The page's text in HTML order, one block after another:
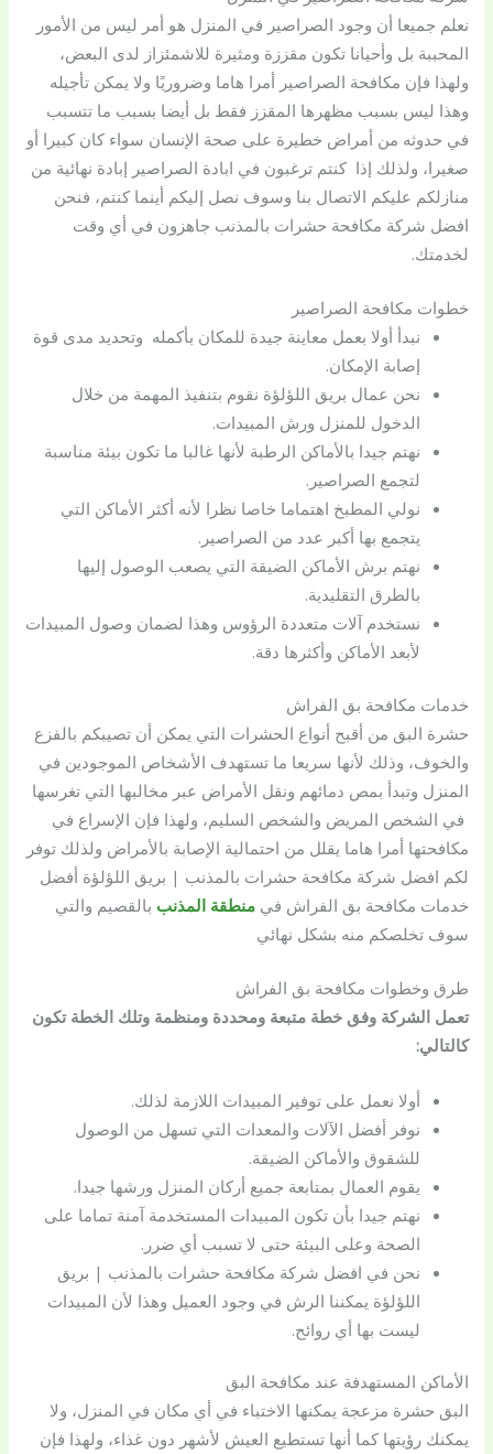
نعلم جميعا أن وجود الصراصير في المنزل هو أمر ليس من الأمور
المحببة بل وأحيانا تكون مقززة ومثيرة للاشمئزاز لدى البعض،
ولهذا فإن مكافحة الصراصير أمرا هاما وضروريًا ولا يمكن تأجيله
وهذا ليس بسبب مظهرها المقزز فقط بل أيضا بسبب ما تتسبب
في حدوثه من أمراض خطيرة على صحة الإنسان سواء كان كبيرا أو
صغيرا، ولذلك إذا كنتم ترغبون في ابادة الصراصير إبادة نهائية من
منازلكم عليكم الاتصال بنا وسوف نصل إليكم أينما كنتم، فنحن
افضل شركة مكافحة حشرات بالمذنب جاهزون في أي وقت
لخدمتك.
خطوات مكافحة الصراصير
نبدأ أولا بعمل معاينة جيدة للمكان بأكمله وتحديد مدى قوة
إصابة الإمكان.
نحن عمال بريق اللؤلؤة نقوم بتنفيذ المهمة من خلال
الدخول للمنزل ورش المبيدات.
نهتم جيدا بالأماكن الرطبة لأنها غالبا ما تكون بيئة مناسبة
لتجمع الصراصير.
نولي المطبخ اهتماما خاصا نظرا لأنه أكثر الأماكن التي
يتجمع بها أكبر عدد من الصراصير.
نهتم برش الأماكن الضيقة التي يصعب الوصول إليها
بالطرق التقليدية.
نستخدم آلات متعددة الرؤوس وهذا لضمان وصول المبيدات
لأبعد الأماكن وأكثرها دقة.
خدمات مكافحة بق الفراش
حشرة البق من أقبح أنواع الحشرات التي يمكن أن تصيبكم بالفزع
والخوف، وذلك لأنها سريعا ما تستهدف الأشخاص الموجودين في
المنزل وتبدأ بمص دمائهم ونقل الأمراض عبر مخالبها التي تغرسها
في الشخص المريض والشخص السليم، ولهذا فإن الإسراع في
مكافحتها أمرا هاما يقلل من احتمالية الإصابة بالأمراض ولذلك توفر
لكم افضل شركة مكافحة حشرات بالمذنب | بريق اللؤلؤة أفضل
خدمات مكافحة بق الفراش في منطقة المذنب بالقصيم والتي
سوف تخلصكم منه بشكل نهائي
طرق وخطوات مكافحة بق الفراش
تعمل الشركة وفق خطة متبعة ومحددة ومنظمة وتلك الخطة تكون
كالتالي:
أولا نعمل على توفير المبيدات اللازمة لذلك.
نوفر أفضل الآلات والمعدات التي تسهل من الوصول
للشقوق والأماكن الضيقة.
يقوم العمال بمتابعة جميع أركان المنزل ورشها جيدا.
نهتم جيدا بأن تكون المبيدات المستخدمة آمنة تماما على
الصحة وعلى البيئة حتى لا تسبب أي ضرر.
نحن في افضل شركة مكافحة حشرات بالمذنب | بريق
اللؤلؤة يمكننا الرش في وجود العميل وهذا لأن المبيدات
ليست بها أي روائح.
الأماكن المستهدفة عند مكافحة البق
البق حشرة مزعجة يمكنها الاختباء في أي مكان في المنزل، ولا
يمكنك رؤيتها كما أنها تستطيع العيش لأشهر دون غذاء، ولهذا فإن